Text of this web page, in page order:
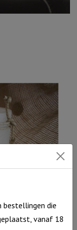
bestellingen die
vanaf 18